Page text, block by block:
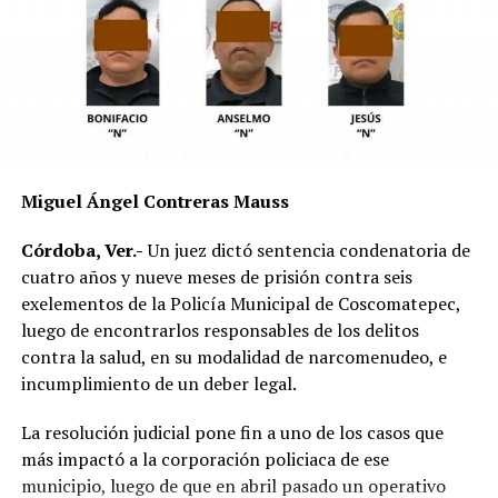
mojado y con menor adherencia.
El vehículo presuntamente involucrado también será
parte de las investigaciones para determinar la
mecánica del accidente y establecer si existió
responsabilidad por parte de alguno de los conductores.
Las autoridades exhortaron a los automovilistas y
motociclistas a conducir con precaución, respetar los
límites de velocidad y aumentar la distancia de
seguridad entre vehículos, especialmente durante la
temporada de lluvias, cuando el riesgo de accidentes se
incrementa en las carreteras de la región.
La circulación en la zona se vio afectada por algunos
minutos mientras se realizaban las labores de auxilio y el
levantamiento de indicios por parte de las autoridades.
Posteriormente, el tránsito fue restablecido de manera
normal.
Miguel Ángel Contreras Mauss
Córdoba, Ver.-Un juez dictó sentencia condenatoria de
cuatro años y nueve meses de prisión contra seis
exelementos de la Policía Municipal de Coscomatepec,
luego de encontrarlos responsables de los delitos
contra la salud, en su modalidad de narcomenudeo, e
incumplimiento de un deber legal.
La resolución judicial pone fin a uno de los casos que
más impactó a la corporación policiaca de ese
municipio, luego de que en abril pasado un operativo